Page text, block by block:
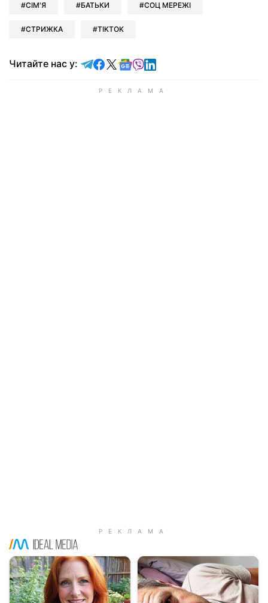
СІМ'Я БАТЬКИ СОЦ МЕРЕЖІ
СТРИЖКА TIKTOK
Читайте нас у: Читайте у Telegram
Читайте у Facebook
Читайте у X
Читайте у Google news
Читайте у Viber
Читайте у LinkedIn